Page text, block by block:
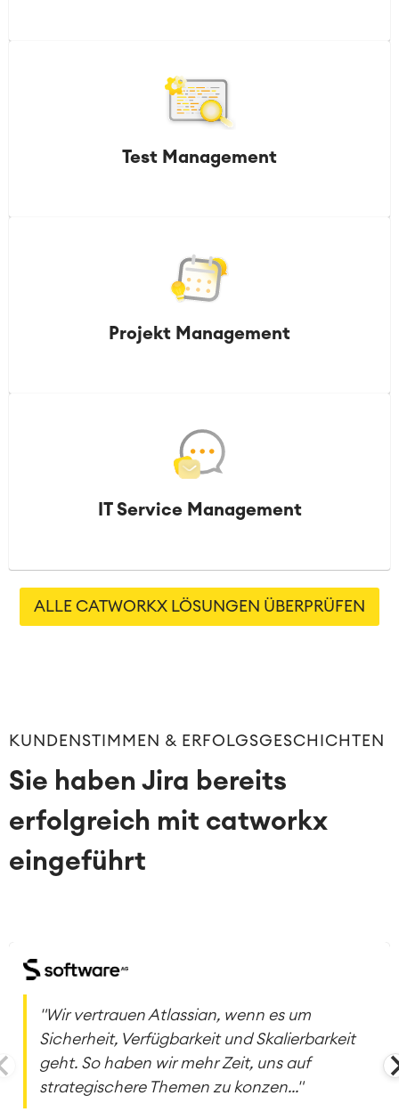
Test Management
Projekt Management
IT Service Management
ALLE CATWORKX LÖSUNGEN ÜBERPRÜFEN
KUNDENSTIMMEN & ERFOLGSGESCHICHTEN
Sie haben Jira bereits
erfolgreich mit catworkx
eingeführt
"Wir vertrauen Atlassian, wenn es um
Sicherheit, Verfügbarkeit und Skalierbarkeit
geht. So haben wir mehr Zeit, uns auf
strategischere Themen zu konzen..."